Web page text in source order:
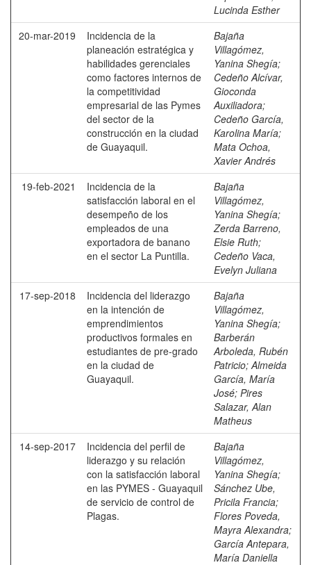
Lucinda Esther
20-mar-2019
Incidencia de la
planeación estratégica y
habilidades gerenciales
como factores internos de
la competitividad
empresarial de las Pymes
del sector de la
construcción en la ciudad
de Guayaquil.
Bajaña
Villagómez,
Yanina Shegía;
Cedeño Alcívar,
Gioconda
Auxiliadora;
Cedeño García,
Karolina María;
Mata Ochoa,
Xavier Andrés
19-feb-2021
Incidencia de la
satisfacción laboral en el
desempeño de los
empleados de una
exportadora de banano
en el sector La Puntilla.
Bajaña
Villagómez,
Yanina Shegía;
Zerda Barreno,
Elsie Ruth;
Cedeño Vaca,
Evelyn Juliana
17-sep-2018
Incidencia del liderazgo
en la intención de
emprendimientos
productivos formales en
estudiantes de pre-grado
en la ciudad de
Guayaquil.
Bajaña
Villagómez,
Yanina Shegía;
Barberán
Arboleda, Rubén
Patricio;Almeida
García, María
José; Pires
Salazar, Alan
Matheus
14-sep-2017
Incidencia del perfil de
liderazgo y su relación
con la satisfacción laboral
en las PYMES - Guayaquil
de servicio de control de
Plagas.
Bajaña
Villagómez,
Yanina Shegía;
Sánchez Ube,
Pricila Francia;
Flores Poveda,
Mayra Alexandra;
García Antepara,
María Daniella